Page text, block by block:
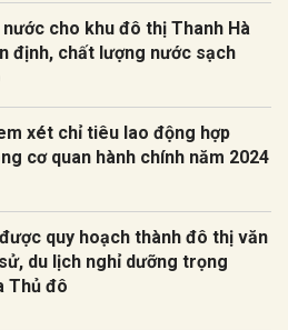
cho khu đô thị Thanh Hà
định, chất lượng nước sạch
xét chỉ tiêu lao động hợp
cơ quan hành chính năm 2024
quy hoạch thành đô thị văn
du lịch nghỉ dưỡng trọng
Thủ đô